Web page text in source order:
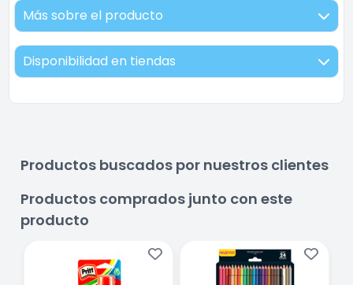
Más sobre el producto
Disponibilidad en tiendas
Productos buscados por nuestros clientes
Productos comprados junto con este
producto